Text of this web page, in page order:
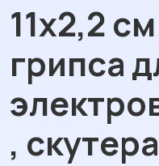
11х2,2
грипса
,